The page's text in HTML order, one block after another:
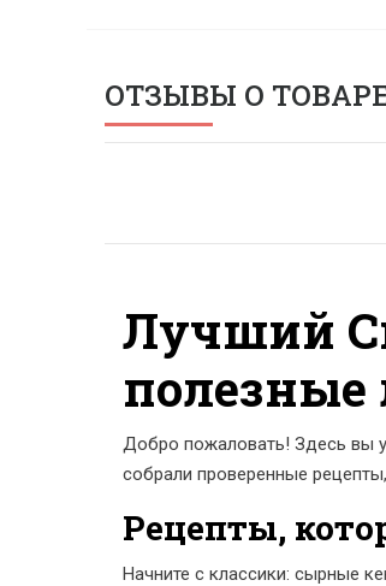
ОТЗЫВЫ О
Лучший
полезные
Добро пожаловать! Здесь вы
собрали проверенные
Рецепты,
Начните с классики: сырные